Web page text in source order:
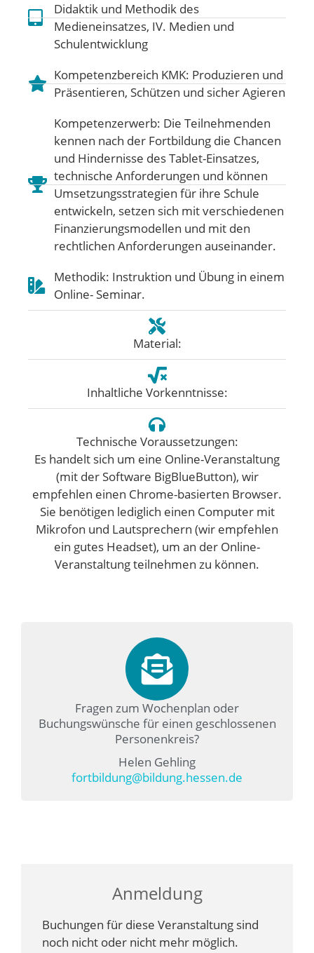
Didaktik und Methodik des
Medieneinsatzes, IV. Medien und
Schulentwicklung
Kompetenzbereich KMK: Produzieren und
Präsentieren, Schützen und sicher Agieren
Kompetenzerwerb: Die Teilnehmenden
kennen nach der Fortbildung die Chancen
und Hindernisse des Tablet-Einsatzes,
technische Anforderungen und können
Umsetzungsstrategien für ihre Schule
entwickeln, setzen sich mit verschiedenen
Finanzierungsmodellen und mit den
rechtlichen Anforderungen auseinander.
Methodik: Instruktion und Übung in einem
Online- Seminar.
Material:
Inhaltliche Vorkenntnisse:
Technische Voraussetzungen:
Es handelt sich um eine Online-Veranstaltung
(mit der Software BigBlueButton), wir
empfehlen einen Chrome-basierten Browser.
Sie benötigen lediglich einen Computer mit
Mikrofon und Lautsprechern (wir empfehlen
ein gutes Headset), um an der Online-
Veranstaltung teilnehmen zu können.
Fragen zum Wochenplan oder
Buchungswünsche für einen geschlossenen
Personenkreis?
Helen Gehling
fortbildung@bildung.hessen.de
Anmeldung
Buchungen für diese Veranstaltung sind
noch nicht oder nicht mehr möglich.